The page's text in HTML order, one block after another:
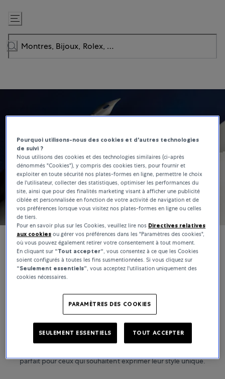
Passer
au
contenu
Bijoux
méticuleusement sélectionnés pour incarner sophistication et art.
Les clients découvriront une collection raffinée de colliers en
que Bucherer Fine Jewellery, Boucheron, Messika et Chopard.
parfait pour ceux qui souhaitent exprimer leur style unique.
Pourquoi utilisons-nous des cookies et d'autres technologies
de suivi ?
Nous utilisons des cookies et des technologies similaires (ci-après
dénommés "Cookies"), y compris des cookies tiers, pour fournir et
exploiter en toute sécurité nos plates-formes en ligne, permettre le choix
de l'utilisateur, collecter des statistiques, optimiser les performances du
site, ainsi que pour des finalités marketing visant à afficher une publicité
ciblée et personnalisée en fonction de votre activité de navigation et de
vos préférences lorsque vous visitez nos plates-formes en ligne ou celles
de tiers.
Pour en savoir plus sur les Cookies, veuillez lire nos Directives relatives
aux cookies ou gérer vos préférences dans les "Paramètres des cookies",
où vous pouvez également retirer votre consentement à tout moment.
En cliquant sur “Tout accepter“, vous consentez à ce que les Cookies
soient configurés à toutes les fins susmentionnées. Si vous cliquez sur
“Seulement essentiels”, vous acceptez l'utilisation uniquement des
cookies nécessaires.
PARAMÈTRES DES COOKIES
SEULEMENT ESSENTIELS TOUT ACCEPTER